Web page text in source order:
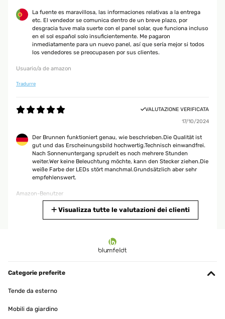
La fuente es maravillosa, las informaciones relativas a la entrega
etc. El vendedor se comunica dentro de un breve plazo, por
desgracia tuve mala suerte con el panel solar, que funciona incluso
en el sol español solo insuficientemente. Me pagaron
inmediatamente para un nuevo panel, así que sería mejor si todos
los vendedores se preocupasen por sus clientes.
Usuario/a de amazon
Tradurre
VALUTAZIONE VERIFICATA
17/10/2024
Der Brunnen funktioniert genau, wie beschrieben.Die Qualität ist
gut und das Erscheinungsbild hochwertig.Technisch einwandfrei.
Nach Sonnenuntergang sprudelt es noch mehrere Stunden
weiter.Wer keine Beleuchtung möchte, kann den Stecker ziehen.Die
weiße Farbe der LEDs stört manchmal.Grundsätzlich aber sehr
empfehlenswert.
Amazon-Benutzer
kann im Winter leicht, z.B. im Keller, verwahrt werden. Wie in
anderen Bewertungen beschrieben, ist das Licht sehr hell.
nur temporär direktes Sonnenlicht, so dass der Akku dann am
dauert sehr lange. Wenn es sprudelt ist das sehr idyllisch und
Visualizza tutte le valutazioni dei clienti
Categorie preferite
Tende da esterno
Mobili da giardino